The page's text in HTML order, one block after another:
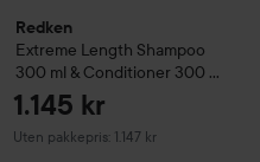
Redken
Extreme Length Shampoo
300 ml & Conditioner 300 ml
& Leave-in 150 ml
1.145 kr
Uten pakkepris: 1.147 kr